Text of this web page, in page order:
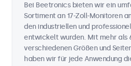
Bei Beetronics bieten wir ein
Sortiment an 17-Zoll-Monitoren
den industriellen und
entwickelt wurden. Mit mehr als
verschiedenen Größen und
haben wir für jede Anwendung